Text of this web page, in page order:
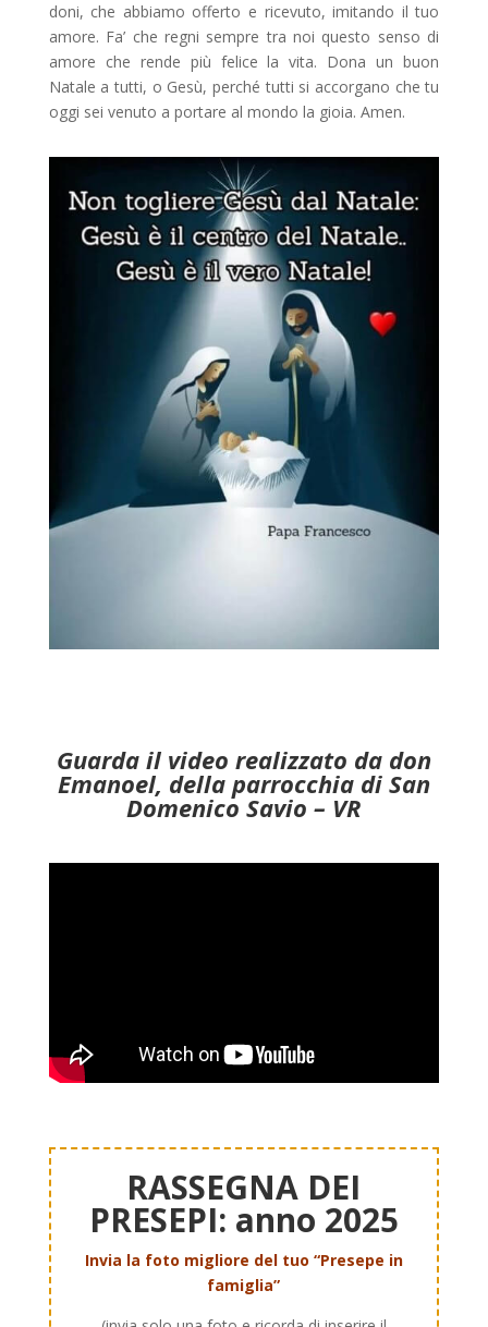
doni, che abbiamo offerto e ricevuto, imitando il tuo
amore. Fa’ che regni sempre tra noi questo senso di
amore che rende più felice la vita. Dona un buon
Natale a tutti, o Gesù, perché tutti si accorgano che tu
oggi sei venuto a portare al mondo la gioia. Amen.
Guarda il video realizzato da don
Emanoel, della parrocchia di San
Domenico Savio – VR
RASSEGNA DEI
PRESEPI: anno 2025
Invia la foto migliore del tuo “Presepe in
famiglia”